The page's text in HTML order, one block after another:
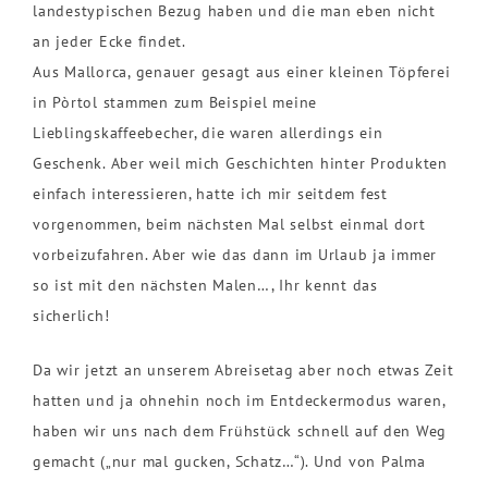
landestypischen Bezug haben und die man eben nicht
an jeder Ecke findet.
Aus Mallorca, genauer gesagt aus einer kleinen Töpferei
in Pòrtol stammen zum Beispiel meine
Lieblingskaffeebecher, die waren allerdings ein
Geschenk. Aber weil mich Geschichten hinter Produkten
einfach interessieren, hatte ich mir seitdem fest
vorgenommen, beim nächsten Mal selbst einmal dort
vorbeizufahren. Aber wie das dann im Urlaub ja immer
so ist mit den nächsten Malen…, Ihr kennt das
sicherlich!
Da wir jetzt an unserem Abreisetag aber noch etwas Zeit
hatten und ja ohnehin noch im Entdeckermodus waren,
haben wir uns nach dem Frühstück schnell auf den Weg
gemacht („nur mal gucken, Schatz…“). Und von Palma